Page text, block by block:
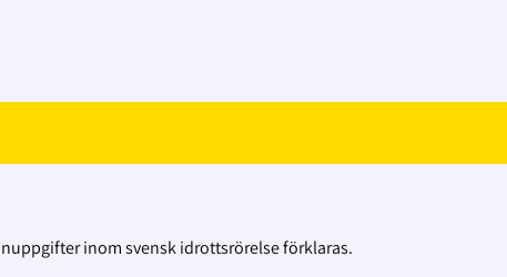
inom svensk idrottsrörelse förklaras.